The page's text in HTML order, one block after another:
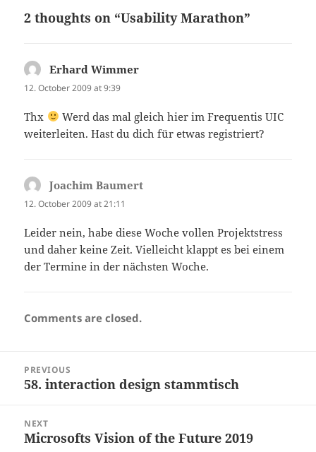
2 thoughts on “Usability Marathon”
Erhard Wimmer
12. October 2009 at 9:39
Thx
Werd das mal gleich hier im Frequentis UIC
weiterleiten. Hast du dich für etwas registriert?
Joachim Baumert
12. October 2009 at 21:11
Leider nein, habe diese Woche vollen Projektstress
und daher keine Zeit. Vielleicht klappt es bei einem
der Termine in der nächsten Woche.
Comments are closed.
navigation
PREVIOUS
Previous
58. interaction design stammtisch
NEXT
Next
Microsofts Vision of the Future 2019